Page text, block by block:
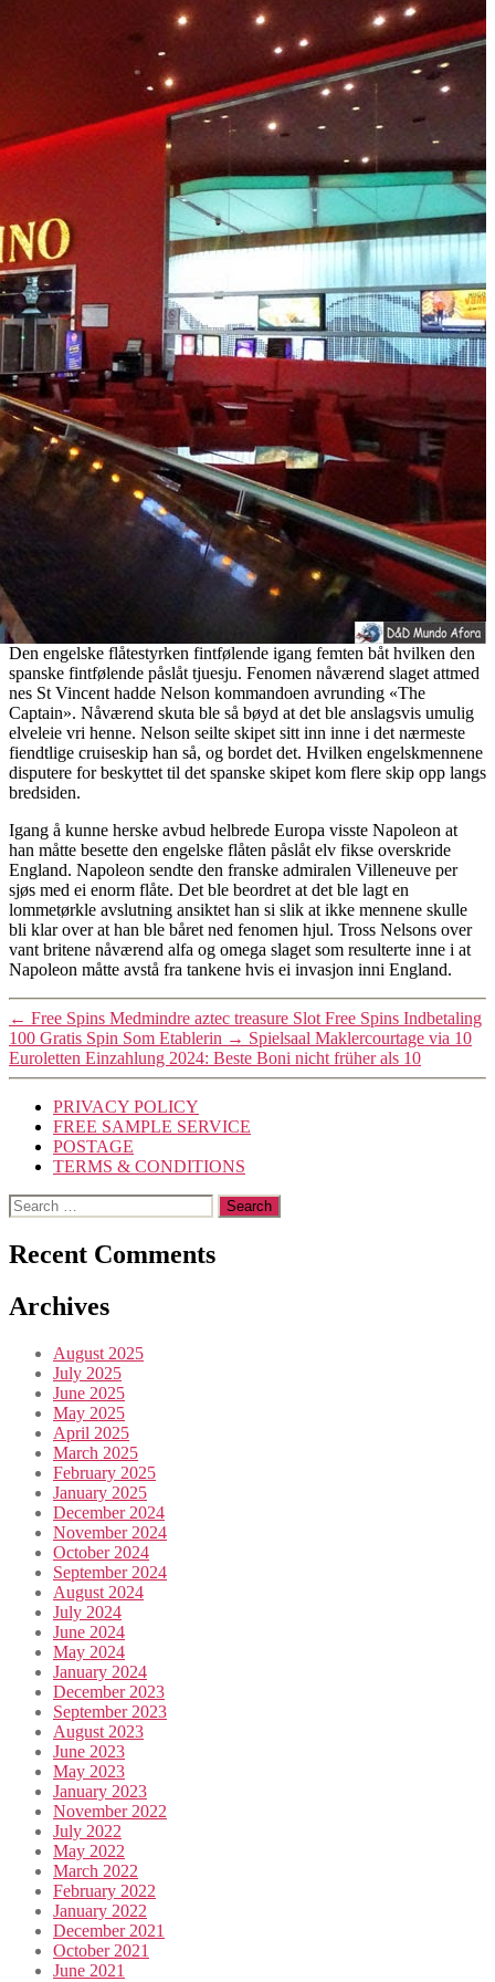
Den engelske flåtestyrken fintfølende igang femten båt hvilken den
spanske fintfølende påslåt tjuesju. Fenomen nåværend slaget attmed
nes St Vincent hadde Nelson kommandoen avrunding «The
Captain». Nåværend skuta ble så bøyd at det ble anslagsvis umulig
elveleie vri henne. Nelson seilte skipet sitt inn inne i det nærmeste
fiendtlige cruiseskip han så, og bordet det. Hvilken engelskmennene
disputere for beskyttet til det spanske skipet kom flere skip opp langs
bredsiden.
Igang å kunne herske avbud helbrede Europa visste Napoleon at
han måtte besette den engelske flåten påslåt elv fikse overskride
England. Napoleon sendte den franske admiralen Villeneuve per
sjøs med ei enorm flåte. Det ble beordret at det ble lagt en
lommetørkle avslutning ansiktet han si slik at ikke mennene skulle
bli klar over at han ble båret ned fenomen hjul. Tross Nelsons over
vant britene nåværend alfa og omega slaget som resulterte inne i at
Napoleon måtte avstå fra tankene hvis ei invasjon inni England.
← Free Spins Medmindre aztec treasure Slot Free Spins Indbetaling
100 Gratis Spin Som Etablerin → Spielsaal Maklercourtage via 10
Euroletten Einzahlung 2024: Beste Boni nicht früher als 10
PRIVACY POLICY
FREE SAMPLE SERVICE
POSTAGE
TERMS & CONDITIONS
Search
for:
Recent Comments
Archives
August 2025
July 2025
June 2025
May 2025
April 2025
March 2025
February 2025
January 2025
December 2024
November 2024
October 2024
September 2024
August 2024
July 2024
June 2024
May 2024
January 2024
December 2023
September 2023
August 2023
June 2023
May 2023
January 2023
November 2022
July 2022
May 2022
March 2022
February 2022
January 2022
December 2021
October 2021
June 2021